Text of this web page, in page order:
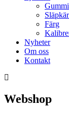
Färg
Nyheter
Om oss
Kontakt
Webshop